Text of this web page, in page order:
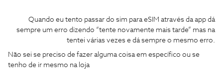
Quando eu tento passar do sim para eSIM através da app dá
sempre um erro dizendo “tente novamente mais tarde” mas na
tentei várias vezes e dá sempre o mesmo erro.
Não sei se preciso de fazer alguma coisa em específico ou se
tenho de ir mesmo na loja